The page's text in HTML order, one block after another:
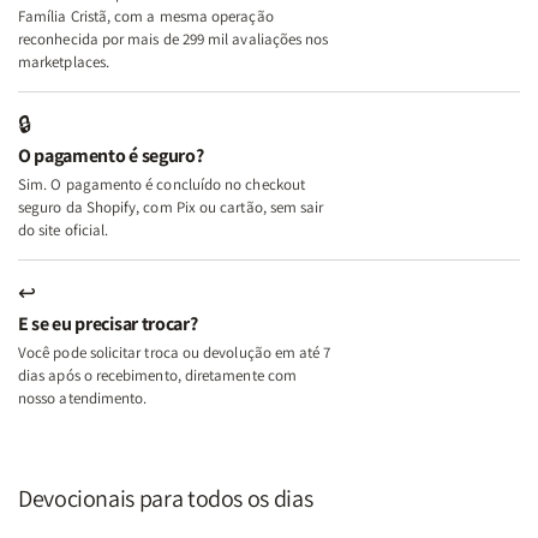
A
Mulher
Lar
A
Lar
Família Cristã, com a mesma operação
reconhecida por mais de 299 mil avaliações nos
marketplaces.
🔒
O pagamento é seguro?
Sim. O pagamento é concluído no checkout
seguro da Shopify, com Pix ou cartão, sem sair
do site oficial.
↩
E se eu precisar trocar?
Você pode solicitar troca ou devolução em até 7
dias após o recebimento, diretamente com
nosso atendimento.
Devocionais para todos os dias